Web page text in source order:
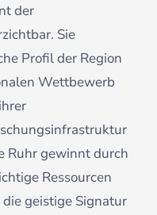
der
Sie
Profil der Region
Wettbewerb
Ruhr gewinnt durch
Ressourcen
geistige Signatur